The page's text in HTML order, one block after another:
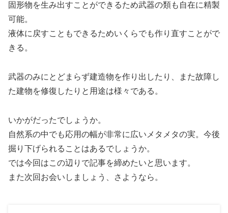
固形物を生み出すことができるため武器の類も自在に精製
可能。
液体に戻すこともできるためいくらでも作り直すことがで
きる。
武器のみにとどまらず建造物を作り出したり、また故障し
た建物を修復したりと用途は様々である。
いかがだったでしょうか。
自然系の中でも応用の幅が非常に広いメタメタの実。今後
掘り下げられることはあるでしょうか。
では今回はこの辺りで記事を締めたいと思います。
また次回お会いしましょう、さようなら。